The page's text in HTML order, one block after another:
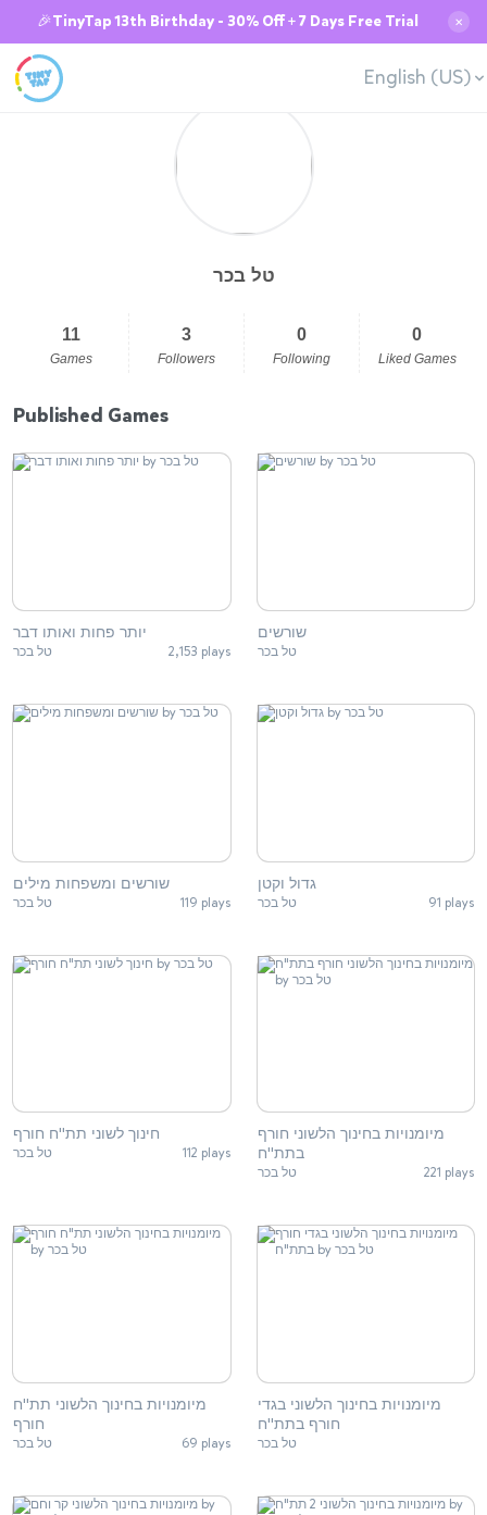
🎉TinyTap 13th Birthday - 30% Off + 7 Days Free Trial ✕
English (US)
טל בכר
11
Games
3
Followers
0
Following
0
Liked Games
Published Games
יותר פחות ואותו דבר
טל בכר 2,153 plays
שורשים
טל בכר
שורשים ומשפחות מילים
טל בכר 119 plays
גדול וקטן
טל בכר 91 plays
חינוך לשוני תת"ח חורף
טל בכר 112 plays
מיומנויות בחינוך הלשוני חורף
בתת"ח
טל בכר 221 plays
מיומנויות בחינוך הלשוני תת"ח
חורף
טל בכר 69 plays
מיומנויות בחינוך הלשוני בגדי
חורף בתת"ח
טל בכר